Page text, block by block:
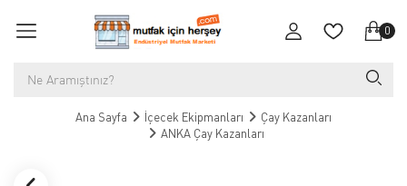
0
Ana Sayfa İçecek Ekipmanları
Çay Kazanları
ANKA Çay Kazanları